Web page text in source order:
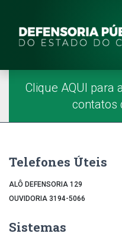
Site da
Menu
Página Inicial
Clique AQUI para
contatos
Telefones Úteis
ALÔ DEFENSORIA 129
OUVIDORIA 3194-5066
Sistemas